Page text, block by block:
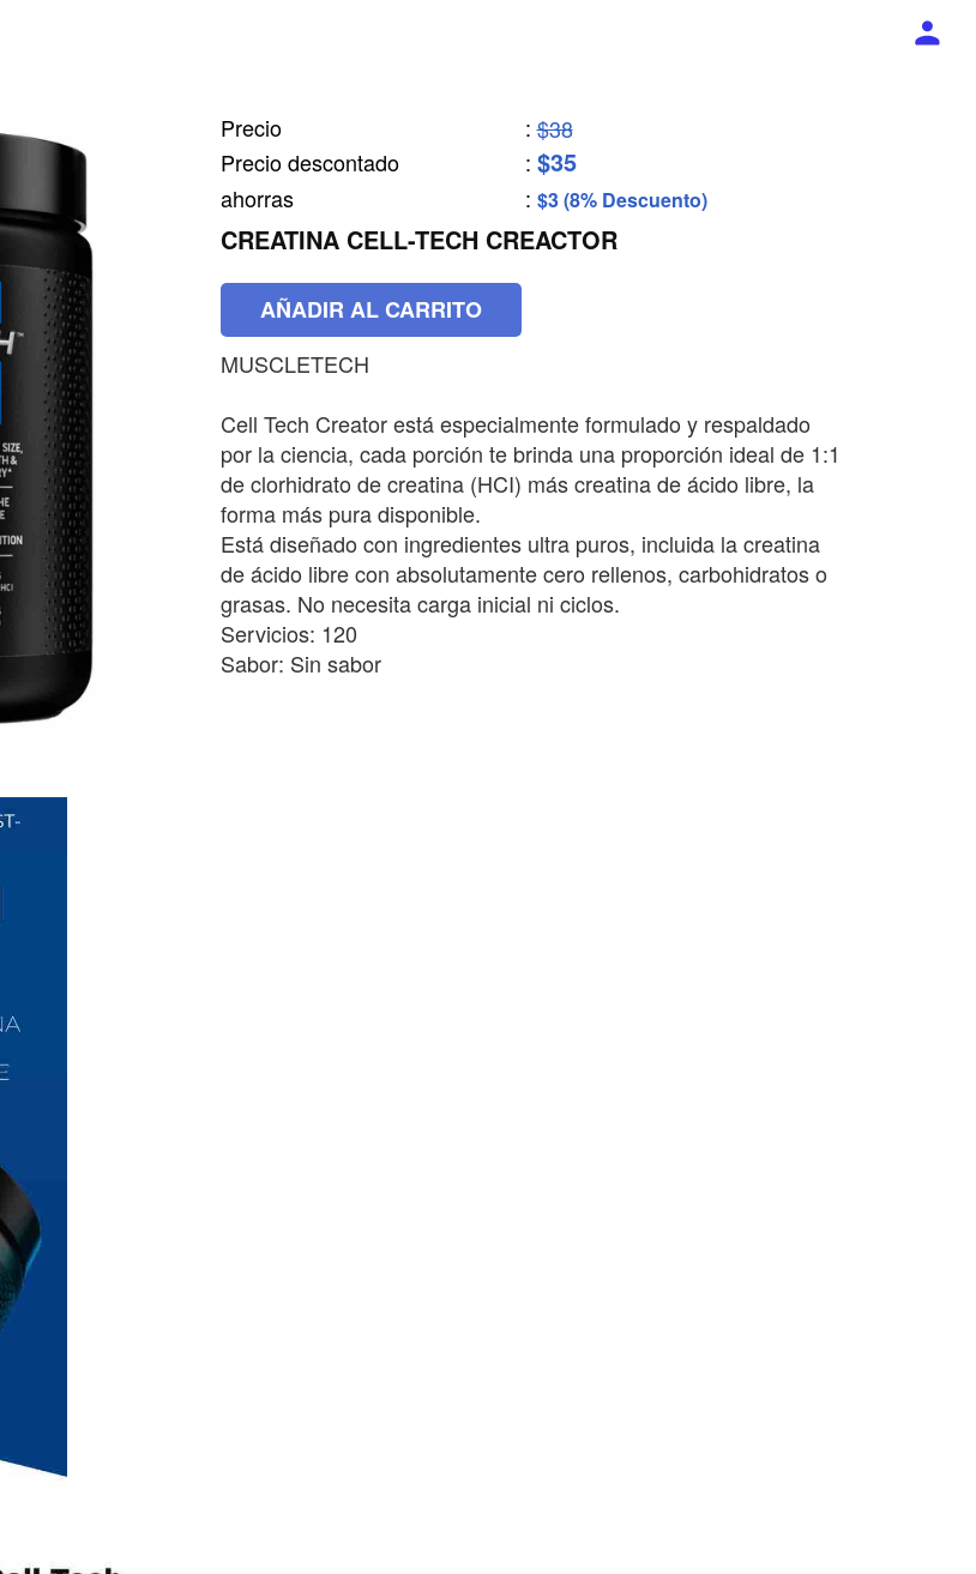
Precio : $38
Precio descontado
: $35
ahorras : $3 (8% Descuento)
CREATINA CELL-TECH CREACTOR
AÑADIR AL CARRITO
MUSCLETECH
Cell Tech Creator está especialmente formulado y respaldado
por la ciencia, cada porción te brinda una proporción ideal de 1:1
de clorhidrato de creatina (HCI) más creatina de ácido libre, la
forma más pura disponible.
Está diseñado con ingredientes ultra puros, incluida la creatina
de ácido libre con absolutamente cero rellenos, carbohidratos o
grasas. No necesita carga inicial ni ciclos.
Servicios: 120
Sabor: Sin sabor